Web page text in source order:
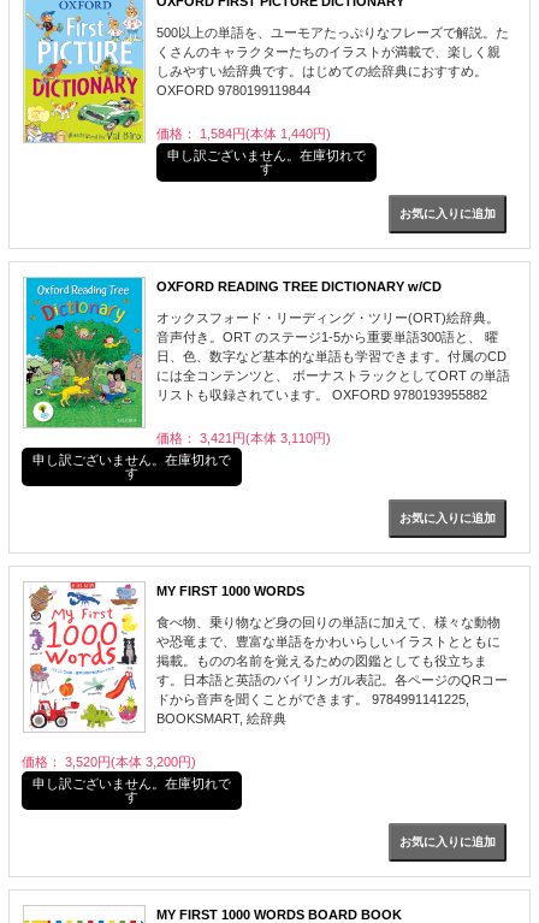
500以上の単語を、ユーモアたっぷりなフレーズで解説。た
くさんのキャラクターたちのイラストが満載で、楽しく親
しみやすい絵辞典です。はじめての絵辞典におすすめ。
OXFORD 9780199119844
価格： 1,584円(本体 1,440円)
申し訳ございません。在庫切れで
す
OXFORD READING TREE DICTIONARY w/CD
オックスフォード・リーディング・ツリー(ORT)絵辞典。
音声付き。ORT のステージ1-5から重要単語300語と、 曜
日、色、数字など基本的な単語も学習できます。付属のCD
には全コンテンツと、 ボーナストラックとしてORT の単語
リストも収録されています。 OXFORD 9780193955882
価格： 3,421円(本体 3,110円)
申し訳ございません。在庫切れで
す
MY FIRST 1000 WORDS
食べ物、乗り物など身の回りの単語に加えて、様々な動物
や恐竜まで、豊富な単語をかわいらしいイラストとともに
掲載。ものの名前を覚えるための図鑑としても役立ちま
す。日本語と英語のバイリンガル表記。各ページのQRコー
ドから音声を聞くことができます。 9784991141225,
BOOKSMART, 絵辞典
価格： 3,520円(本体 3,200円)
申し訳ございません。在庫切れで
す
MY FIRST 1000 WORDS BOARD BOOK